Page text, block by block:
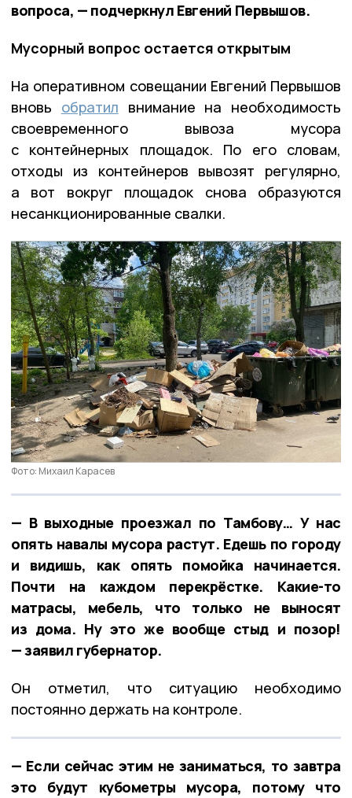
вопроса, — подчеркнул Евгений Первышов.
Мусорный вопрос остается открытым
На оперативном совещании Евгений Первышов
вновь обратил внимание на необходимость
своевременного вывоза мусора
с контейнерных площадок. По его словам,
отходы из контейнеров вывозят регулярно,
а вот вокруг площадок снова образуются
несанкционированные свалки.
Фото: Михаил Карасев
— В выходные проезжал по Тамбову… У нас
опять навалы мусора растут. Едешь по городу
и видишь, как опять помойка начинается.
Почти на каждом перекрёстке. Какие-то
матрасы, мебель, что только не выносят
из дома. Ну это же вообще стыд и позор!
— заявил губернатор.
Он отметил, что ситуацию необходимо
постоянно держать на контроле.
— Если сейчас этим не заниматься, то завтра
это будут кубометры мусора, потому что